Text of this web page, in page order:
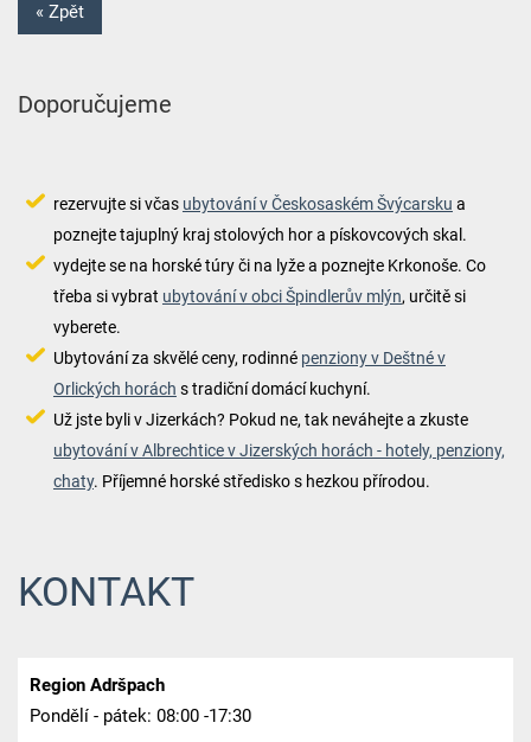
« Zpět
Doporučujeme
rezervujte si včas ubytování v Českosaském Švýcarsku a
poznejte tajuplný kraj stolových hor a pískovcových skal.
vydejte se na horské túry či na lyže a poznejte Krkonoše. Co
třeba si vybrat ubytování v obci Špindlerův mlýn, určitě si
vyberete.
Ubytování za skvělé ceny, rodinné penziony v Deštné v
Orlických horách s tradiční domácí kuchyní.
Už jste byli v Jizerkách? Pokud ne, tak neváhejte a zkuste
ubytování v Albrechtice v Jizerských horách - hotely, penziony,
chaty. Příjemné horské středisko s hezkou přírodou.
KONTAKT
Region Adršpach
Pondělí - pátek: 08:00 -17:30